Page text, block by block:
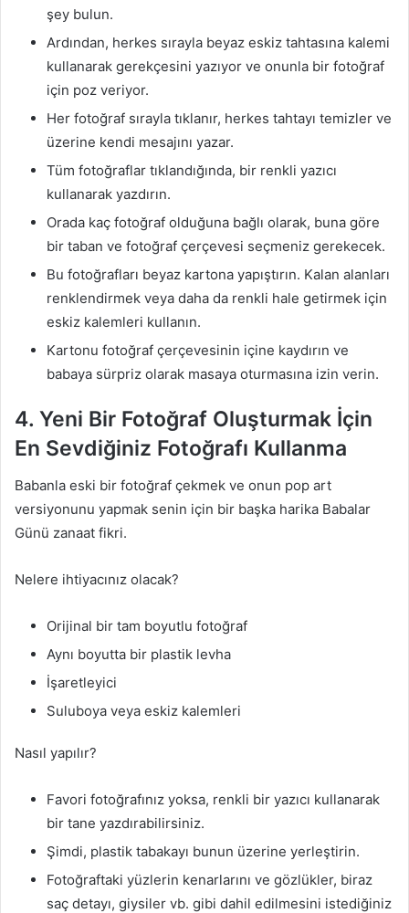
şey bulun.
Ardından, herkes sırayla beyaz eskiz tahtasına kalemi
kullanarak gerekçesini yazıyor ve onunla bir fotoğraf
için poz veriyor.
Her fotoğraf sırayla tıklanır, herkes tahtayı temizler ve
üzerine kendi mesajını yazar.
Tüm fotoğraflar tıklandığında, bir renkli yazıcı
kullanarak yazdırın.
Orada kaç fotoğraf olduğuna bağlı olarak, buna göre
bir taban ve fotoğraf çerçevesi seçmeniz gerekecek.
Bu fotoğrafları beyaz kartona yapıştırın. Kalan alanları
renklendirmek veya daha da renkli hale getirmek için
eskiz kalemleri kullanın.
Kartonu fotoğraf çerçevesinin içine kaydırın ve
babaya sürpriz olarak masaya oturmasına izin verin.
4. Yeni Bir Fotoğraf Oluşturmak İçin
En Sevdiğiniz Fotoğrafı Kullanma
Babanla eski bir fotoğraf çekmek ve onun pop art
versiyonunu yapmak senin için bir başka harika Babalar
Günü zanaat fikri.
Nelere ihtiyacınız olacak?
Orijinal bir tam boyutlu fotoğraf
Aynı boyutta bir plastik levha
İşaretleyici
Suluboya veya eskiz kalemleri
Nasıl yapılır?
Favori fotoğrafınız yoksa, renkli bir yazıcı kullanarak
bir tane yazdırabilirsiniz.
Şimdi, plastik tabakayı bunun üzerine yerleştirin.
Fotoğraftaki yüzlerin kenarlarını ve gözlükler, biraz
saç detayı, giysiler vb. gibi dahil edilmesini istediğiniz